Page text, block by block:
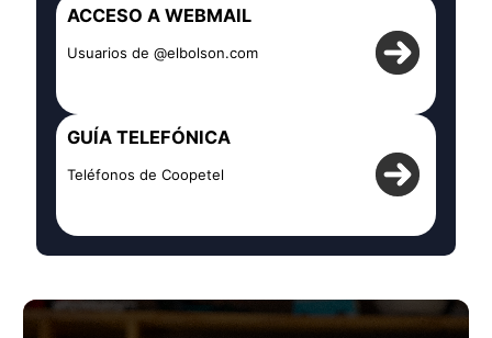
ACCESO A WEBMAIL
Usuarios de @elbolson.com
GUÍA TELEFÓNICA
Teléfonos de Coopetel